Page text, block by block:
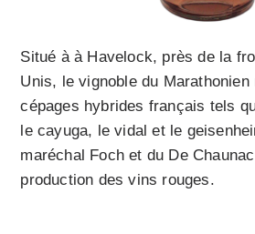
Situé à à Havelock, près de la
Unis, le vignoble du Marathonien
cépages hybrides français tels
le cayuga, le vidal et le
maréchal Foch et du De
production des vins rouges.